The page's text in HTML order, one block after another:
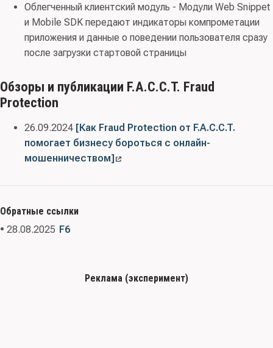
Облегченный клиентский модуль - Модули Web Snippet
и Mobile SDK передают индикаторы компрометации
приложения и данные о поведении пользователя сразу
после загрузки стартовой страницы
Обзоры и публикации F.A.C.C.T. Fraud
Protection
26.09.2024 [Как Fraud Protection от F.A.C.C.T.
помогает бизнесу бороться с онлайн-
мошенничеством]
Обратные ссылки
• 28.08.2025 F6
Реклама (эксперимент)